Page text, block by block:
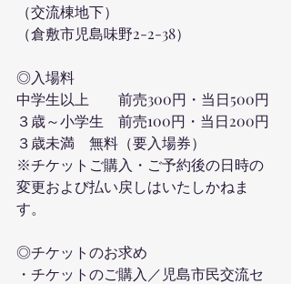
（交流棟地下）
（倉敷市児島味野2-2-38）
◎入場料
中学生以上　　前売300円・当日500円
３歳～小学生　前売100円・当日200円
３歳未満　無料（要入場券）
※チケットご購入・ご予約後の日時の
変更および払い戻しはいたしかねま
す。
◎チケットのお求め
・チケットのご購入／児島市民交流セ